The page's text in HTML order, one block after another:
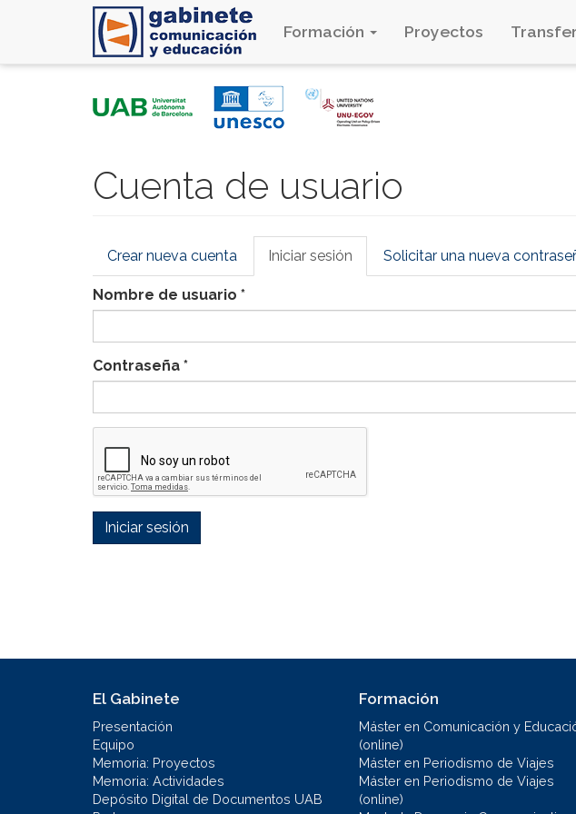
Formación Proyectos
Cuenta de usuario
Solapas
principales
Crear nueva cuenta Iniciar sesión (solapa
activa)
Solicitar una nueva
Nombre de usuario *
Contraseña *
Iniciar sesión
El Gabinete
Presentación
Equipo
Memoria: Proyectos
Memoria: Actividades
Depósito Digital de Documentos UAB
Formación
Máster en Comunicación y
(online)
Máster en Periodismo de Viajes
Máster en Periodismo de Viajes
(online)